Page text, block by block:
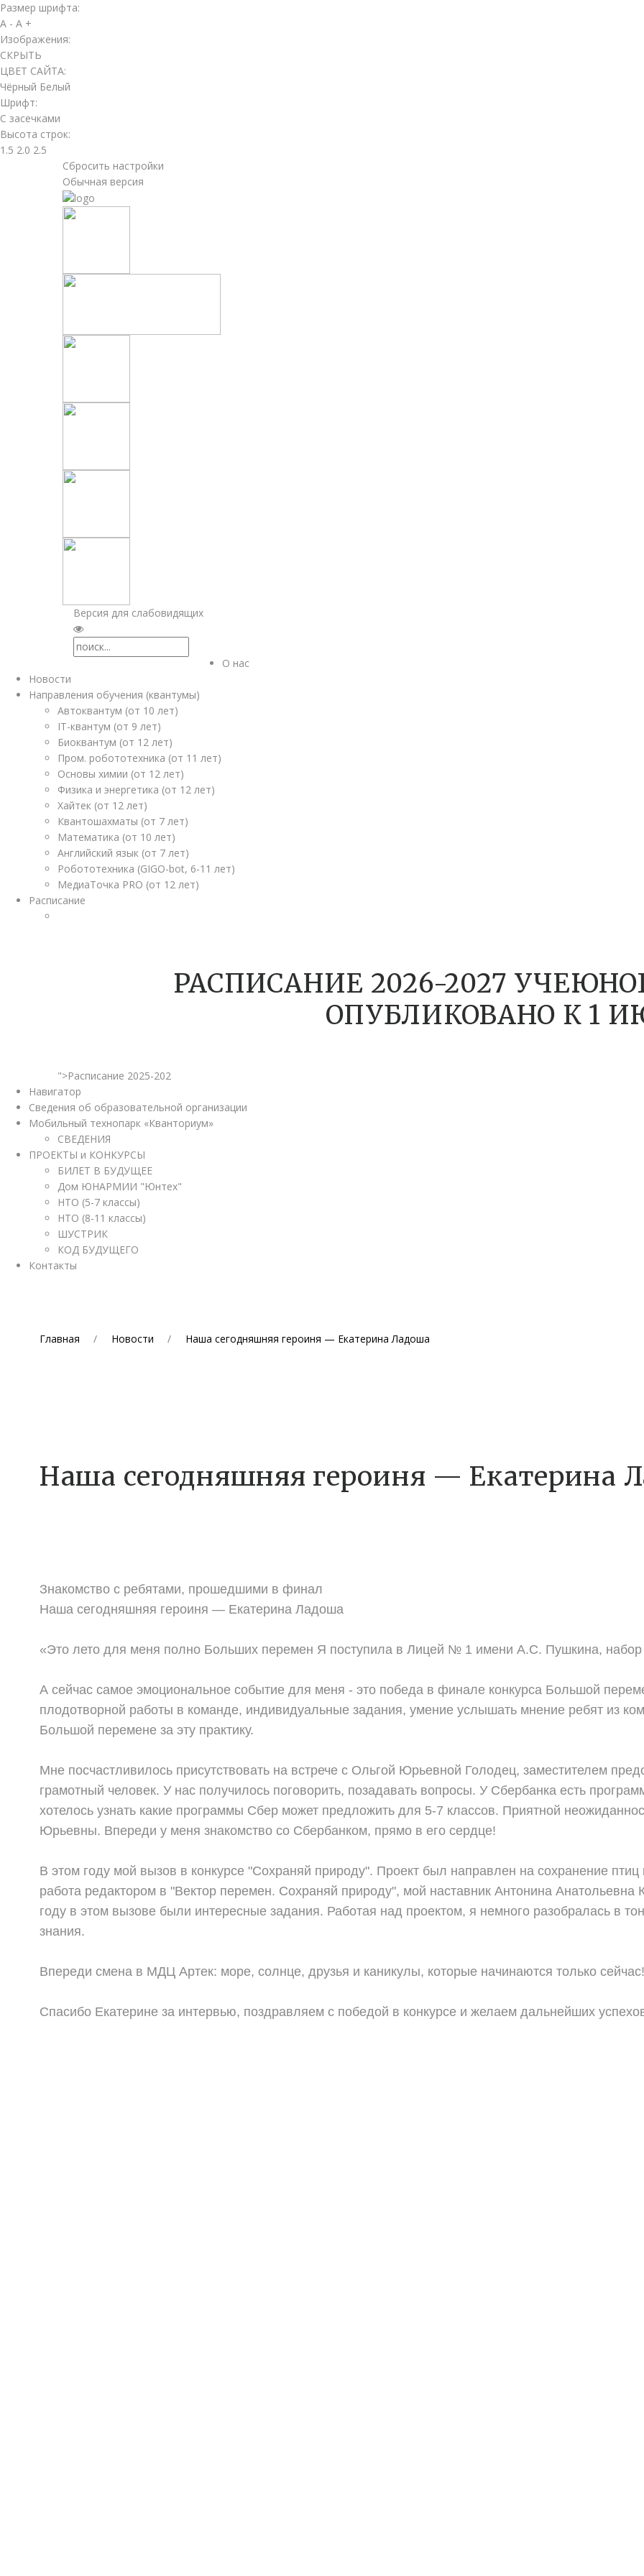
Размер шрифта:
A - A +
Изображения:
СКРЫТЬ
ЦВЕТ САЙТА:
Чёрный Белый
Шрифт:
С засечками
Высота строк:
1.5 2.0 2.5
Сбросить настройки
Обычная версия
Версия для слабовидящих
О нас
Новости
Направления обучения (квантумы)
Автоквантум (от 10 лет)
IT-квантум (от 9 лет)
Биоквантум (от 12 лет)
Пром. робототехника (от 11 лет)
Основы химии (от 12 лет)
Физика и энергетика (от 12 лет)
Хайтек (от 12 лет)
Квантошахматы (от 7 лет)
Математика (от 10 лет)
Английский язык (от 7 лет)
Робототехника (GIGO-bot, 6-11 лет)
МедиаТочка PRO (от 12 лет)
Расписание
РАСПИСАНИЕ 2026-2027
ОПУБЛИКОВАНО К 1
">Расписание 2025-202
Навигатор
Сведения об образовательной организации
Мобильный технопарк «Кванториум»
СВЕДЕНИЯ
ПРОЕКТЫ и КОНКУРСЫ
БИЛЕТ В БУДУЩЕЕ
Дом ЮНАРМИИ "Юнтех"
НТО (5-7 классы)
НТО (8-11 классы)
ШУСТРИК
КОД БУДУЩЕГО
Контакты
Главная Новости Наша сегодняшняя героиня — Екатерина Ладоша
Наша сегодняшняя героиня — Екатерина
Знакомство с ребятами, прошедшими в финал
Наша сегодняшняя героиня — Екатерина Ладоша
«Это лето для меня полно Больших перемен Я поступила в Лицей № 1 имени А.С. Пушкина, набор
А сейчас самое эмоциональное событие для меня - это победа в финале конкурса Большой
плодотворной работы в команде, индивидуальные задания, умение услышать мнение ребят из
Большой перемене за эту практику.
Мне посчастливилось присутствовать на встрече с Ольгой Юрьевной Голодец, заместителем
грамотный человек. У нас получилось поговорить, позадавать вопросы. У Сбербанка есть
хотелось узнать какие программы Сбер может предложить для 5-7 классов. Приятной
Юрьевны. Впереди у меня знакомство со Сбербанком, прямо в его сердце!
В этом году мой вызов в конкурсе "Сохраняй природу". Проект был направлен на сохранение
работа редактором в "Вектор перемен. Сохраняй природу", мой наставник Антонина
году в этом вызове были интересные задания. Работая над проектом, я немного разобралась в
знания.
Впереди смена в МДЦ Артек: море, солнце, друзья и каникулы, которые начинаются только
Спасибо Екатерине за интервью, поздравляем с победой в конкурсе и желаем дальнейших